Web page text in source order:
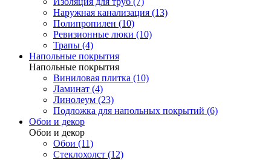
Наружная канализация (13)
Полипропилен (10)
Ревизионные люки (10)
Трапы (4)
Напольные покрытия
Напольные покрытия
Виниловая плитка (10)
Ламинат (4)
Линолеум (23)
Подложка для напольных покрытий (6)
Обои и декор
Обои и декор
Обои (11)
Стеклохолст (12)